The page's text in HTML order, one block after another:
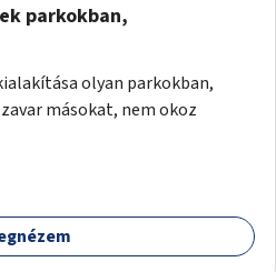
parkokban,
olyan parkokban,
másokat, nem okoz